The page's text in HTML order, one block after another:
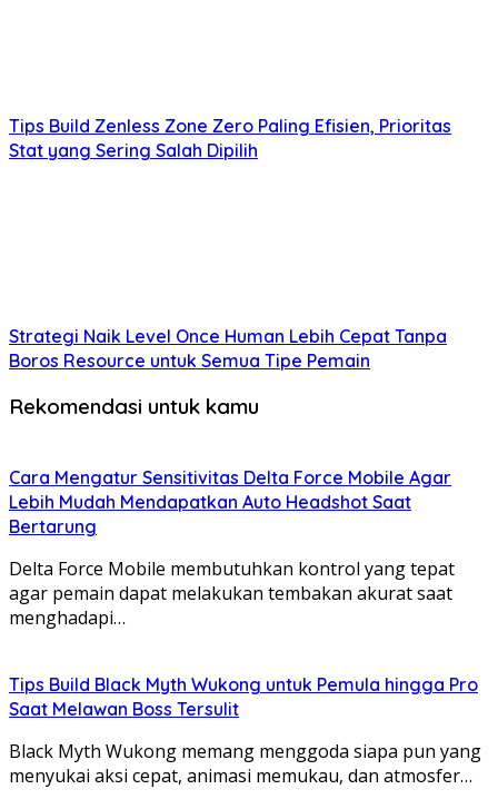
Tips Build Zenless Zone Zero Paling Efisien, Prioritas
Stat yang Sering Salah Dipilih
Strategi Naik Level Once Human Lebih Cepat Tanpa
Boros Resource untuk Semua Tipe Pemain
Rekomendasi untuk kamu
Cara Mengatur Sensitivitas Delta Force Mobile Agar
Lebih Mudah Mendapatkan Auto Headshot Saat
Bertarung
Delta Force Mobile membutuhkan kontrol yang tepat
agar pemain dapat melakukan tembakan akurat saat
menghadapi…
Tips Build Black Myth Wukong untuk Pemula hingga Pro
Saat Melawan Boss Tersulit
Black Myth Wukong memang menggoda siapa pun yang
menyukai aksi cepat, animasi memukau, dan atmosfer…